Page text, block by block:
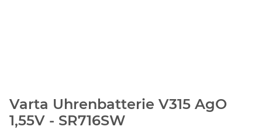
Varta Uhrenbatterie V315 AgO
1,55V - SR716SW